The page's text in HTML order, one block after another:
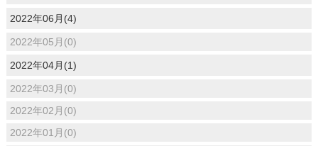
2022年06月(4)
2022年05月(0)
2022年04月(1)
2022年03月(0)
2022年02月(0)
2022年01月(0)